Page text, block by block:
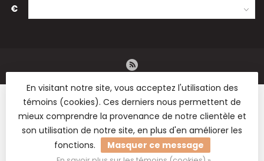
€
© Copyright 2026 B2B Flowers BV - Vente en gros de fleurs
séchées, de fournitures de fleuristerie et de matériel de
loisirs.
En visitant notre site, vous acceptez l'utilisation des
témoins (cookies). Ces derniers nous permettent de
mieux comprendre la provenance de notre clientèle et
son utilisation de notre site, en plus d'en améliorer les
fonctions.
Masquer ce message